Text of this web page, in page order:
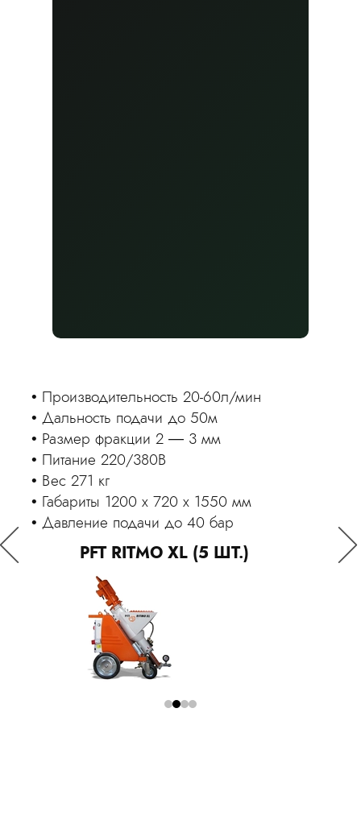
Рассчитаем стоимость
в удобные сроки
Оставьте заявку, чтобы получить
консультацию
Оставить заявку
Я принимаю
Согласие
персональных данных.
Производительность 2-16л/мин
Дальность подачи 20м
Размер фракции 2мм
Питание 220В
Вес 118 кг
Габариты 920 x 600 x 1380 мм
PFT RITMO L (3 ШТ.)